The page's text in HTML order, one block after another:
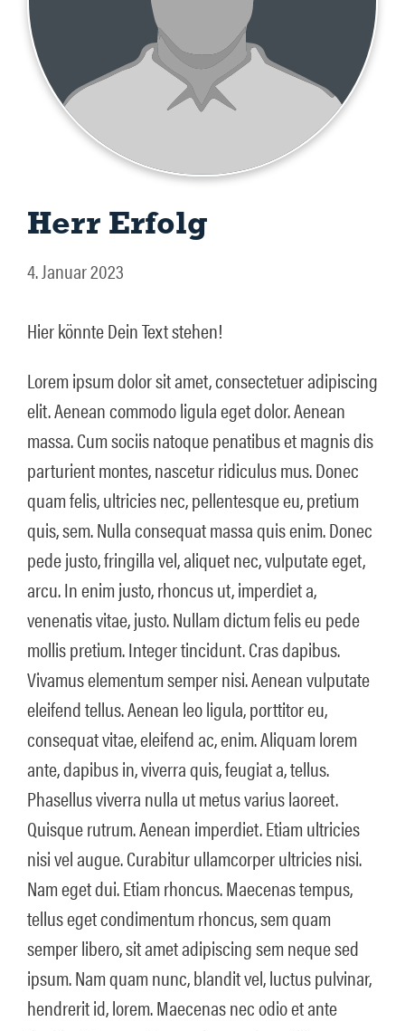
Herr Erfolg
4. Januar 2023
Hier könnte Dein Text stehen!
Lorem ipsum dolor sit amet, consectetuer adipiscing
elit. Aenean commodo ligula eget dolor. Aenean
massa. Cum sociis natoque penatibus et magnis dis
parturient montes, nascetur ridiculus mus. Donec
quam felis, ultricies nec, pellentesque eu, pretium
quis, sem. Nulla consequat massa quis enim. Donec
pede justo, fringilla vel, aliquet nec, vulputate eget,
arcu. In enim justo, rhoncus ut, imperdiet a,
venenatis vitae, justo. Nullam dictum felis eu pede
mollis pretium. Integer tincidunt. Cras dapibus.
Vivamus elementum semper nisi. Aenean vulputate
eleifend tellus. Aenean leo ligula, porttitor eu,
consequat vitae, eleifend ac, enim. Aliquam lorem
ante, dapibus in, viverra quis, feugiat a, tellus.
Phasellus viverra nulla ut metus varius laoreet.
Quisque rutrum. Aenean imperdiet. Etiam ultricies
nisi vel augue. Curabitur ullamcorper ultricies nisi.
Nam eget dui. Etiam rhoncus. Maecenas tempus,
tellus eget condimentum rhoncus, sem quam
semper libero, sit amet adipiscing sem neque sed
ipsum. Nam quam nunc, blandit vel, luctus pulvinar,
hendrerit id, lorem. Maecenas nec odio et ante